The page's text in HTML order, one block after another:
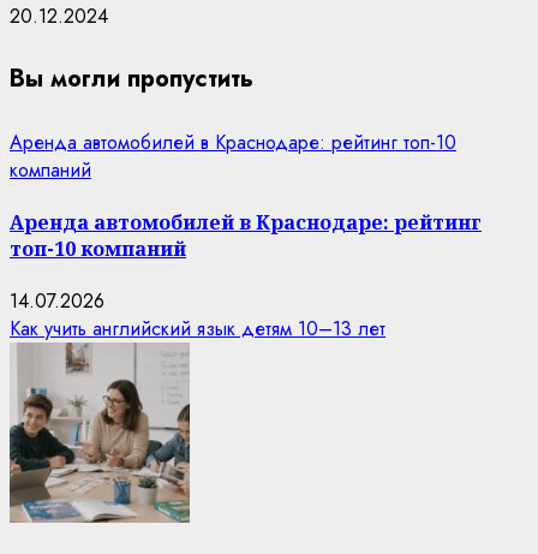
20.12.2024
Вы могли пропустить
Аренда автомобилей в Краснодаре: рейтинг топ-10
компаний
Аренда автомобилей в Краснодаре: рейтинг
топ-10 компаний
14.07.2026
Как учить английский язык детям 10–13 лет